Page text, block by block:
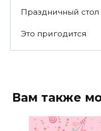
Праздничный стол
Это пригодится
Вам также